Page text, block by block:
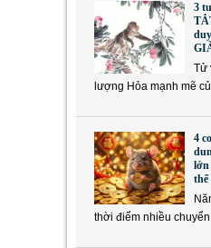
3
Tử
lượng Hỏa mạnh mẽ
4
lớn
thể
thời điểm nhiều